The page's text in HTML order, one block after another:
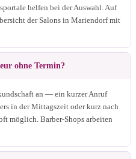
helfen bei der Auswahl. Auf
der Salons in Mariendorf mit
ohne Termin?
an — ein kurzer Anruf
in der Mittagszeit oder kurz nach
möglich. Barber-Shops arbeiten